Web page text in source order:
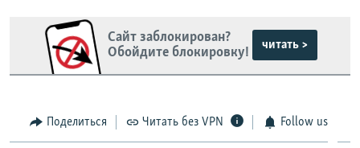
Сайт заблокирован?
Обойдите блокировку!
читать >
Поделиться Читать без VPN Follow us